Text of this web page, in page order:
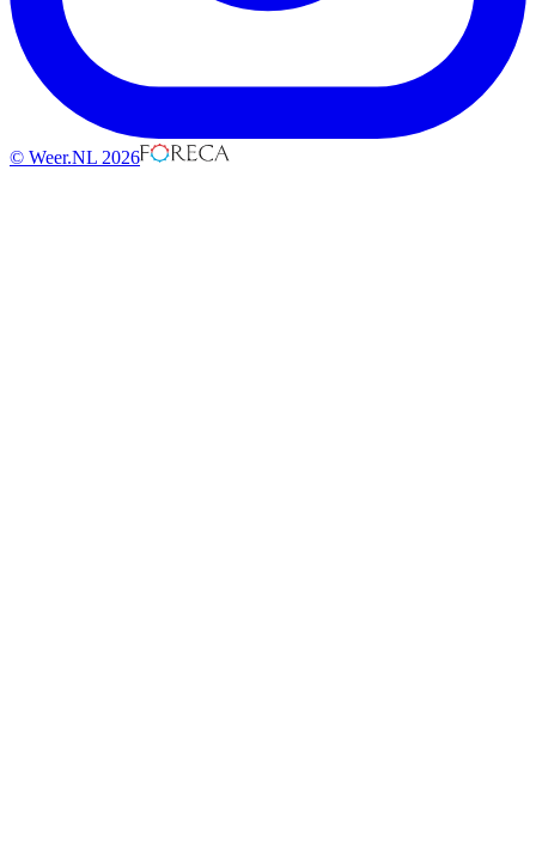
© Weer.NL 2026